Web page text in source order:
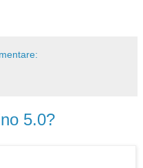
5.0?